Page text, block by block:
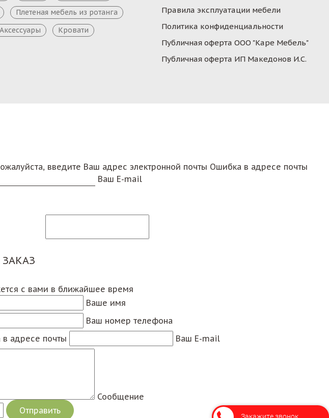
Плетеная мебель из ротанга
Аксессуары Кровати
Правила эксплуатации мебели
Политика конфиденциальности
Публичная оферта ООО "Каре Мебель"
Публичная оферта ИП Македонов И.С.
введите Ваш адрес электронной почты Ошибка в адресе почты
Ваш E-mail
с вами в ближайшее время
Ваше имя
Ваш номер телефона
адресе почты Ваш E-mail
Сообщение